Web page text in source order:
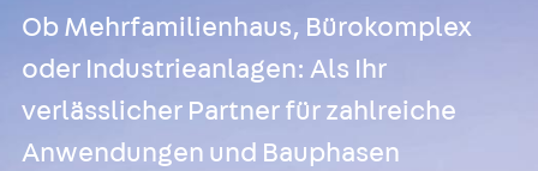
Bewehrung
Zurück
Ob Mehrfamilienhaus, Bürokomplex
oder Industrieanlagen: Als Ihr
verlässlicher Partner für zahlreiche
Anwendungen und Bauphasen